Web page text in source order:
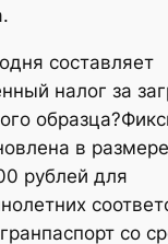
составляет
налог за
в
рублей для
со